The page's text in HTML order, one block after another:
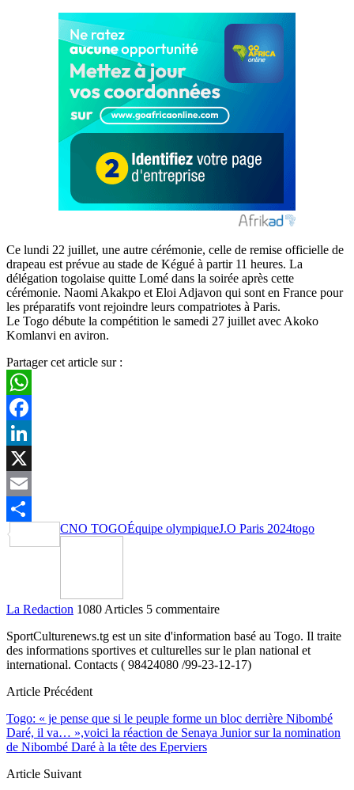
Ce lundi 22 juillet, une autre cérémonie, celle de remise officielle de
drapeau est prévue au stade de Kégué à partir 11 heures. La
délégation togolaise quitte Lomé dans la soirée après cette
cérémonie. Naomi Akakpo et Eloi Adjavon qui sont en France pour
les préparatifs vont rejoindre leurs compatriotes à Paris.
Le Togo débute la compétition le samedi 27 juillet avec Akoko
Komlanvi en aviron.
Partager cet article sur :
WhatsApp
Facebook
LinkedIn
X
Email
Partager
CNO TOGOÉquipe olympiqueJ.O Paris 2024togo
La Redaction 1080 Articles 5 commentaire
SportCulturenews.tg est un site d'information basé au Togo. Il traite
des informations sportives et culturelles sur le plan national et
international. Contacts ( 98424080 /99-23-12-17)
Article Précédent
Togo: « je pense que si le peuple forme un bloc derrière Nibombé
Daré, il va… »,voici la réaction de Senaya Junior sur la nomination
de Nibombé Daré à la tête des Eperviers
Article Suivant